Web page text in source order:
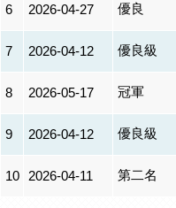
6 2026-04-27 優良
7 2026-04-12 優良級
8 2026-05-17 冠軍
9 2026-04-12 優良級
10 2026-04-11 第二名